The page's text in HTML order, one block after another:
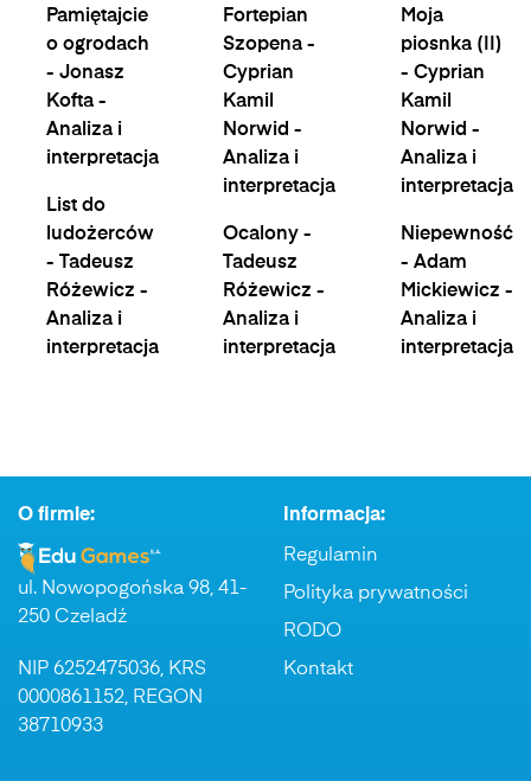
Pamiętajcie
o ogrodach
- Jonasz
Kofta -
Analiza i
interpretacja
List do
ludożerców
- Tadeusz
Różewicz -
Analiza i
interpretacja
Fortepian
Szopena -
Cyprian
Kamil
Norwid -
Analiza i
interpretacja
Ocalony -
Tadeusz
Różewicz -
Analiza i
interpretacja
Moja
piosnka (II)
- Cyprian
Kamil
Norwid -
Analiza i
interpretacja
Niepewność
- Adam
Mickiewicz -
Analiza i
interpretacja
O firmie:
ul. Nowopogońska 98, 41-
250 Czeladź
NIP 6252475036, KRS
0000861152, REGON
38710933
Informacja:
Regulamin
Polityka prywatności
RODO
Kontakt